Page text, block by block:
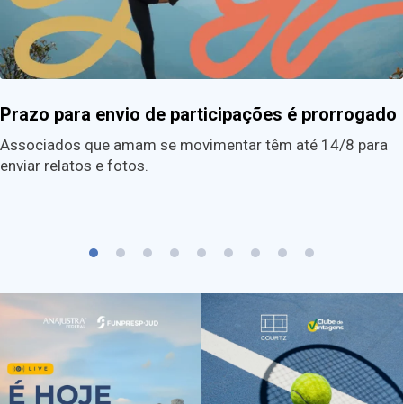
Prazo para envio de participações é prorrogado
Associados que amam se movimentar têm até 14/8 para
enviar relatos e fotos.